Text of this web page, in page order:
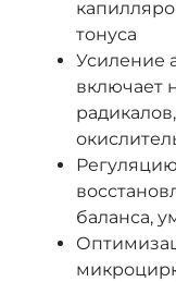
тонуса
Усиление
включает
баланса,